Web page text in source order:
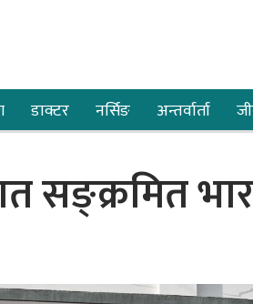
डाक्टर नर्सिङ अन्तर्वार्ता
सङ्क्रमित